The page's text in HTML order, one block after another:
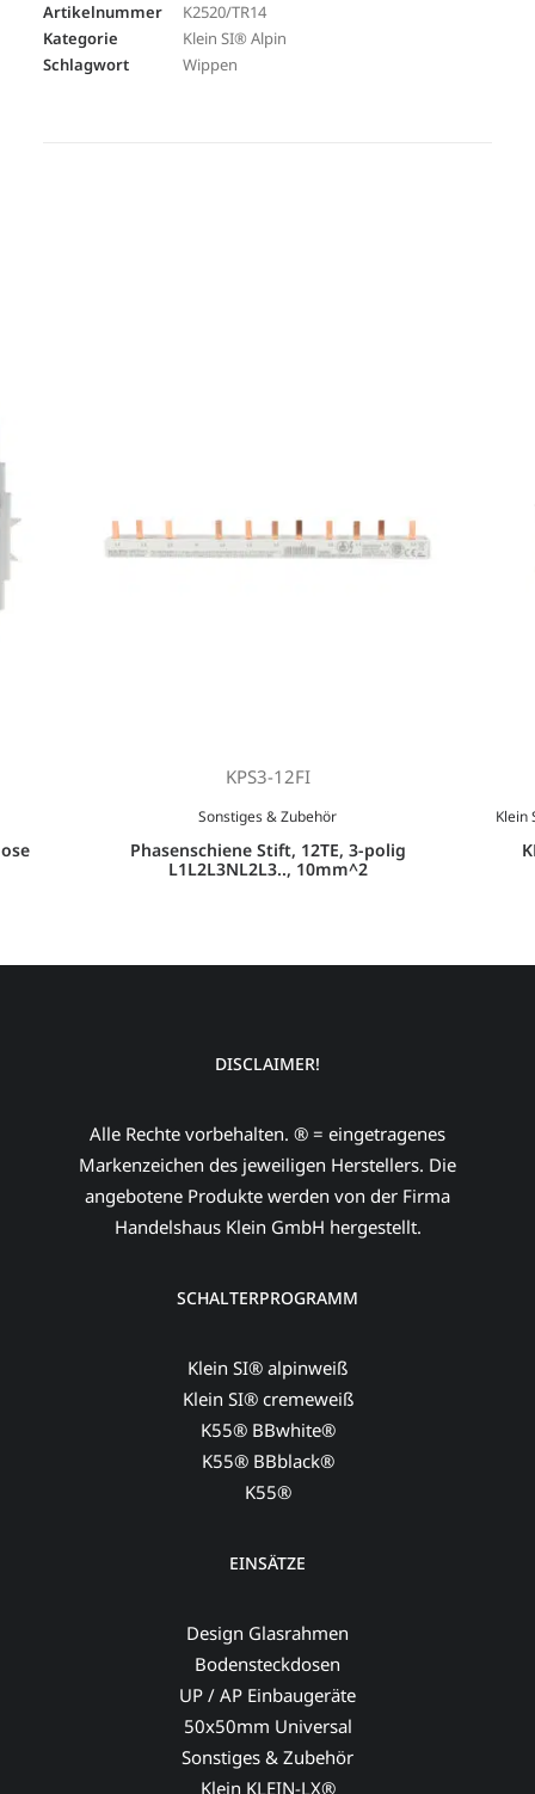
Artikelnummer
K2520/TR14
Kategorie
Klein SI® Alpin
Schlagwort
Wippen
KPS3-12FI
Sonstiges & Zubehör
Phasenschiene Stift, 12TE, 3-polig
L1L2L3NL2L3.., 10mm^2
Klein
DISCLAIMER!
Alle Rechte vorbehalten. ® = eingetragenes
Markenzeichen des jeweiligen Herstellers. Die
angebotene Produkte werden von der Firma
Handelshaus Klein GmbH hergestellt.
SCHALTERPROGRAMM
Klein SI® alpinweiß
Klein SI® cremeweiß
K55® BBwhite®
K55® BBblack®
K55®
EINSÄTZE
Design Glasrahmen
Bodensteckdosen
UP / AP Einbaugeräte
50x50mm Universal
Sonstiges & Zubehör
Klein KLEIN-LX®